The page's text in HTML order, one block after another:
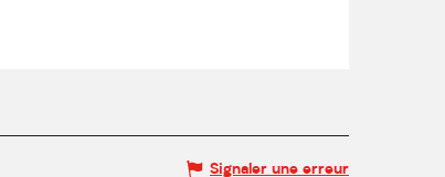
Signaler une erreur